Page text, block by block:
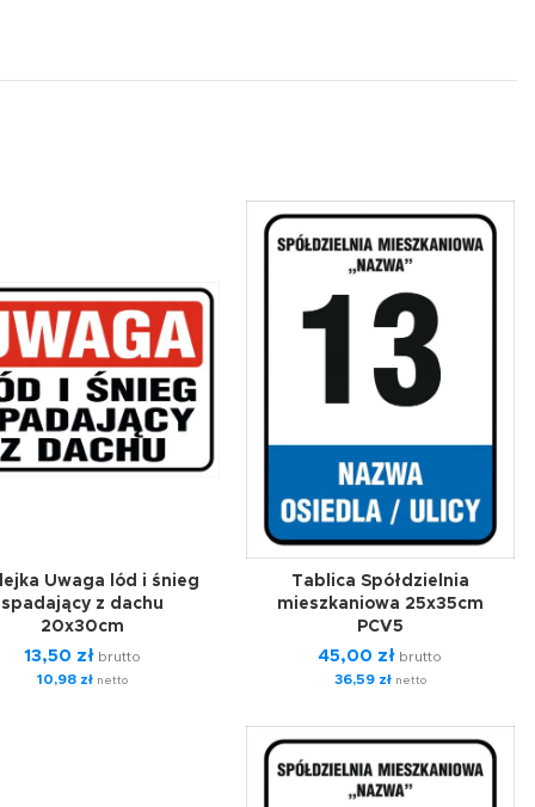
Uwaga lód i śnieg
spadający z dachu
20x30cm
13,50 złbrutto
10,98 złnetto
Tablica Spółdzielnia
mieszkaniowa 25x35cm
PCV5
45,00 zł brutto
36,59 złnetto